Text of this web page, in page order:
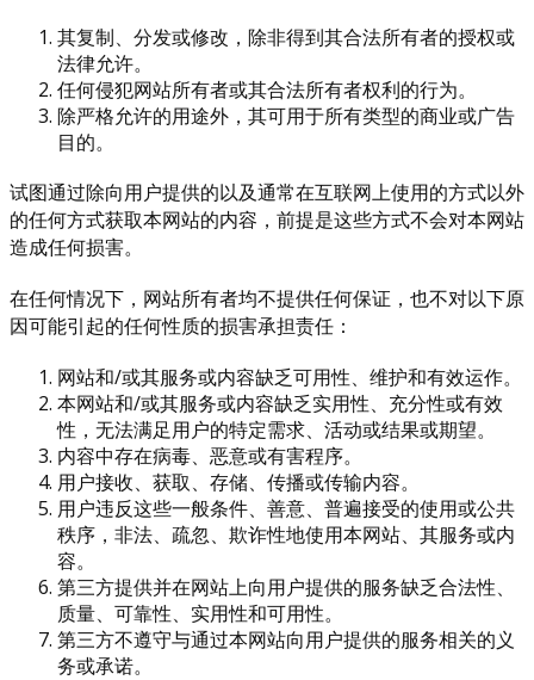
其复制、分发或修改，除非得到其合法所有者的授权或
法律允许。
任何侵犯网站所有者或其合法所有者权利的行为。
除严格允许的用途外，其可用于所有类型的商业或广告
目的。
试图通过除向用户提供的以及通常在互联网上使用的方式以外
的任何方式获取本网站的内容，前提是这些方式不会对本网站
造成任何损害。
在任何情况下，网站所有者均不提供任何保证，也不对以下原
因可能引起的任何性质的损害承担责任：
网站和/或其服务或内容缺乏可用性、维护和有效运作。
本网站和/或其服务或内容缺乏实用性、充分性或有效
性，无法满足用户的特定需求、活动或结果或期望。
内容中存在病毒、恶意或有害程序。
用户接收、获取、存储、传播或传输内容。
用户违反这些一般条件、善意、普遍接受的使用或公共
秩序，非法、疏忽、欺诈性地使用本网站、其服务或内
容。
第三方提供并在网站上向用户提供的服务缺乏合法性、
质量、可靠性、实用性和可用性。
第三方不遵守与通过本网站向用户提供的服务相关的义
务或承诺。